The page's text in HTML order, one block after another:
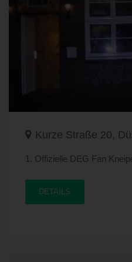
Kurze Straße 20,
1. Offizielle DEG Fan
DETAILS